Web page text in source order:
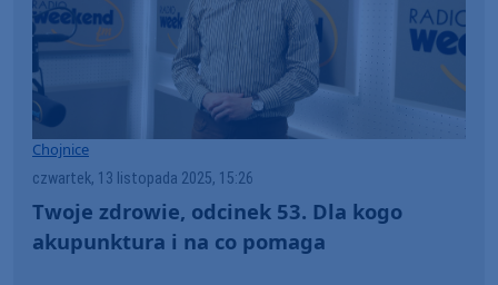
Chojnice
czwartek, 13 listopada 2025, 15:26
Twoje zdrowie, odcinek 53. Dla kogo
akupunktura i na co pomaga